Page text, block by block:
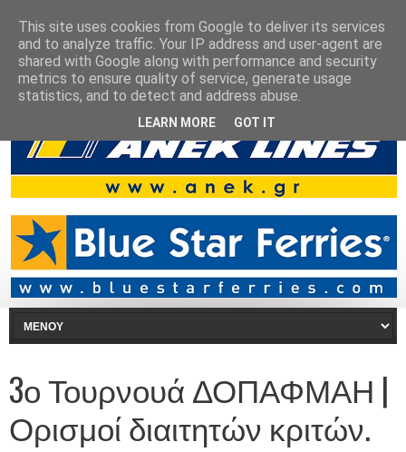
3ο Τουρνουά ΔΟΠΑΦΜΑΗ |
Ορισμοί διαιτητών κριτών.
This site uses cookies from Google to deliver its services
and to analyze traffic. Your IP address and user-agent are
shared with Google along with performance and security
metrics to ensure quality of service, generate usage
statistics, and to detect and address abuse.
LEARN MORE GOT IT